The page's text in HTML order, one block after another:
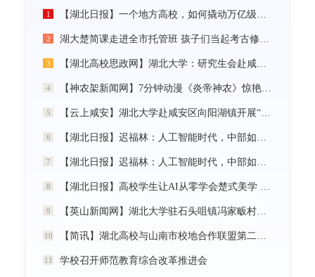
1
2
3
4
5
6
7
8
9
10
11 学校召开师范教育综合改革推进会